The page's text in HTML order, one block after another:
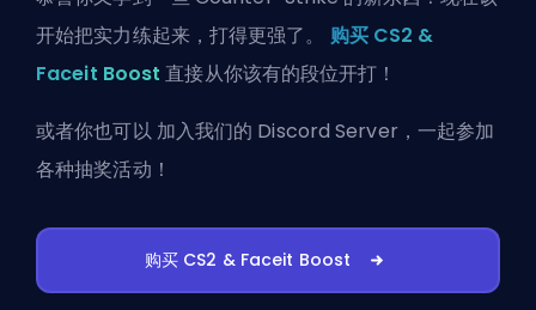
开始把实力练起来，打得更强了。 购买 CS2 &
Faceit Boost 直接从你该有的段位开打！
或者你也可以 加入我们的 Discord Server ，一起参加
各种抽奖活动！
购买 CS2 & Faceit Boost